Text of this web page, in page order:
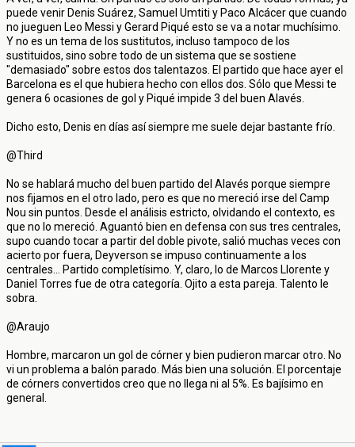
puede venir Denis Suárez, Samuel Umtiti y Paco Alcácer que cuando
no jueguen Leo Messi y Gerard Piqué esto se va a notar muchísimo.
Y no es un tema de los sustitutos, incluso tampoco de los
sustituidos, sino sobre todo de un sistema que se sostiene
"demasiado" sobre estos dos talentazos. El partido que hace ayer el
Barcelona es el que hubiera hecho con ellos dos. Sólo que Messi te
genera 6 ocasiones de gol y Piqué impide 3 del buen Alavés.
Dicho esto, Denis en días así siempre me suele dejar bastante frío.
@Third
No se hablará mucho del buen partido del Alavés porque siempre
nos fijamos en el otro lado, pero es que no mereció irse del Camp
Nou sin puntos. Desde el análisis estricto, olvidando el contexto, es
que no lo mereció. Aguantó bien en defensa con sus tres centrales,
supo cuando tocar a partir del doble pivote, salió muchas veces con
acierto por fuera, Deyverson se impuso continuamente a los
centrales... Partido completísimo. Y, claro, lo de Marcos Llorente y
Daniel Torres fue de otra categoría. Ojito a esta pareja. Talento le
sobra.
@Araujo
Hombre, marcaron un gol de córner y bien pudieron marcar otro. No
vi un problema a balón parado. Más bien una solución. El porcentaje
de córners convertidos creo que no llega ni al 5%. Es bajísimo en
general.